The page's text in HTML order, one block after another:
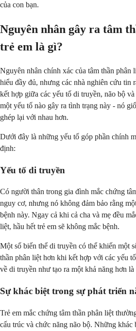
của con bạn.
Nguyên nhân gây ra tâm
trẻ em là gì?
Nguyên nhân chính xác của tâm thần phân
hiểu đầy đủ, nhưng các nhà nghiên cứu tin
kết hợp giữa các yếu tố di truyền, não bộ
một yếu tố nào gây ra tình trạng này - nó
ghép lại với nhau hơn.
Dưới đây là những yếu tố góp phần chính
định:
Yếu tố di truyền
Có người thân trong gia đình mắc chứng
nguy cơ, nhưng nó không đảm bảo rằng
bệnh này. Ngay cả khi cả cha và mẹ đều
liệt, hầu hết trẻ em sẽ không mắc bệnh.
Một số biến thể di truyền có thể khiến một
thần phân liệt hơn khi kết hợp với các yếu
về di truyền như tạo ra một khả năng hơn là
Sự khác biệt trong sự phát triển
Trẻ em mắc chứng tâm thần phân liệt
cấu trúc và chức năng não bộ. Những khác